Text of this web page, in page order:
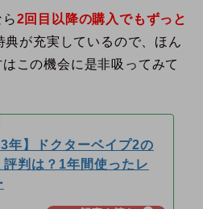
ら2回目以降の購入でもずっと
典が充実しているので、ほん
この機会に是非吸ってみて
年】ドクターベイプ2の
評判は？1年間使ったレ